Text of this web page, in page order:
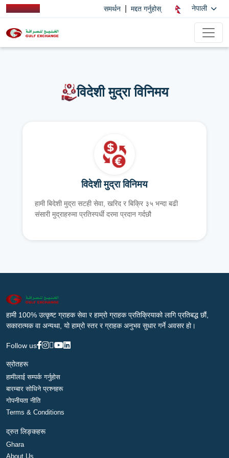
समर्थन मद्दत गर्नुहोस् नेपाली
विदेशी मुद्रा विनिमय
विदेशी मुद्रा विनिमय
हामी बिदेशी मुद्रा सटही सेवा, खरिद र बिक्रि ३५ भन्दा बढी
संसारी मुद्राहरुमा प्रतिस्पर्धी दरमा प्रदान गर्दछौ
हामी 100% उत्कृष्ट ग्राहक सेवा र हाम्रो ग्राहक प्रतिक्रियाको लागि प्रतिबद्ध छौं,
सकारात्मक वा अन्यथा, यो हाम्रो स्तर र ग्राहक अनुभव सुधार गर्ने अवसर हो।
Follow us
स्रोतहरू
हामीलाई सम्पर्क गर्नुहोस
बारम्बार सोधिने प्रश्नहरू
गोपनीयता नीति
Terms & Conditions
द्रुत लिङ्कहरू
Ghara
About Us